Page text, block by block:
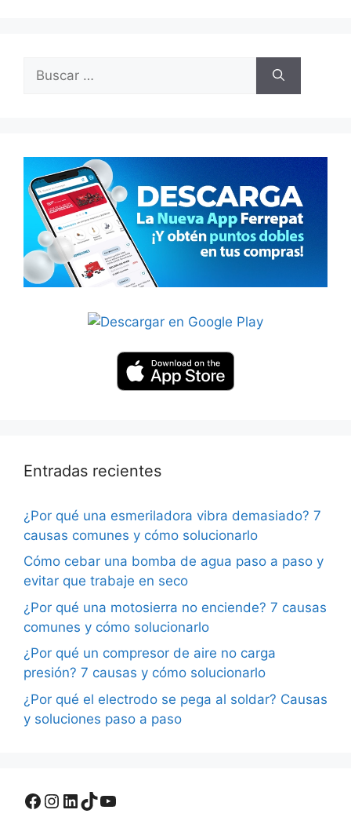
Entradas recientes
¿Por qué una esmeriladora vibra demasiado? 7
causas comunes y cómo solucionarlo
Cómo cebar una bomba de agua paso a paso y
evitar que trabaje en seco
¿Por qué una motosierra no enciende? 7 causas
comunes y cómo solucionarlo
¿Por qué un compresor de aire no carga
presión? 7 causas y cómo solucionarlo
¿Por qué el electrodo se pega al soldar? Causas
y soluciones paso a paso
Facebook
Instagram
LinkedIn
TikTok
YouTube